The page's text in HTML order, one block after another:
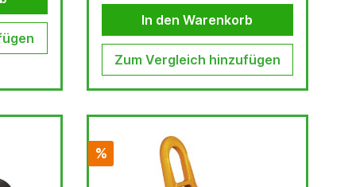
die
fast
Leichtgewicht, einfache und
problemlose Handhabung Technische
600: Abrisskraft: 300 kg (auf 6 mm Blech
S235) Scherkraft...
In den Warenkorb
Zum Vergleich hinzufügen
%